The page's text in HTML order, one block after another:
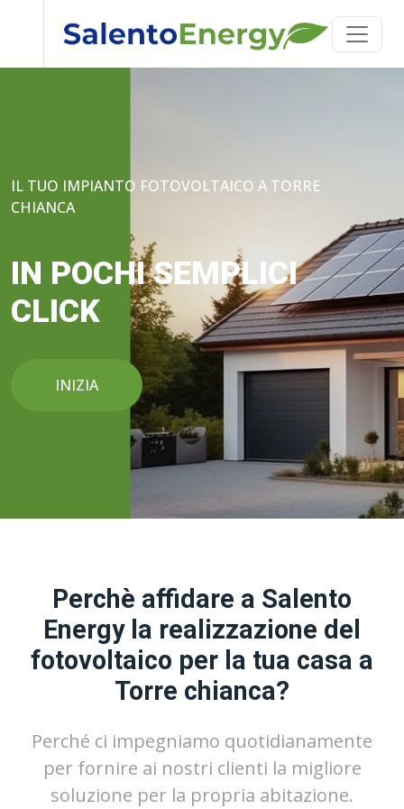
IL TUO IMPIANTO FOTOVOLTAICO A TORRE
CHIANCA
IN POCHI SEMPLICI
CLICK
INIZIA
Perchè affidare a Salento
Energy la realizzazione del
fotovoltaico per la tua casa a
Torre chianca?
Perché ci impegniamo quotidianamente
per fornire ai nostri clienti la migliore
soluzione per la propria abitazione.